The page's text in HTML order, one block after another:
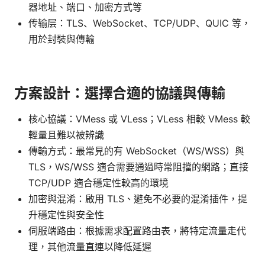
器地址、端口、加密方式等
传输层：TLS、WebSocket、TCP/UDP、QUIC 等，
用於封裝與傳輸
方案設計：選擇合適的協議與傳輸
核心協議：VMess 或 VLess；VLess 相較 VMess 較
輕量且難以被辨識
傳輸方式：最常見的有 WebSocket（WS/WSS）與
TLS，WS/WSS 適合需要通過時常阻擋的網路；直接
TCP/UDP 適合穩定性較高的環境
加密與混淆：啟用 TLS、避免不必要的混淆插件，提
升穩定性與安全性
伺服端路由：根據需求配置路由表，將特定流量走代
理，其他流量直連以降低延遲